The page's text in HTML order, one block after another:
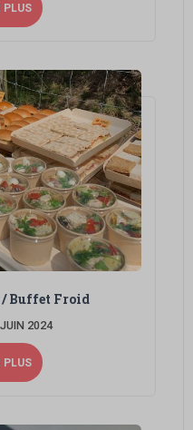
PLUS
/ Buffet Froid
2024
PLUS